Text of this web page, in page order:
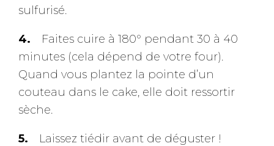
sulfurisé.
Faites cuire à 180° pendant 30 à 40
minutes (cela dépend de votre four).
Quand vous plantez la pointe d’un
couteau dans le cake, elle doit ressortir
sèche.
Laissez tiédir avant de déguster !